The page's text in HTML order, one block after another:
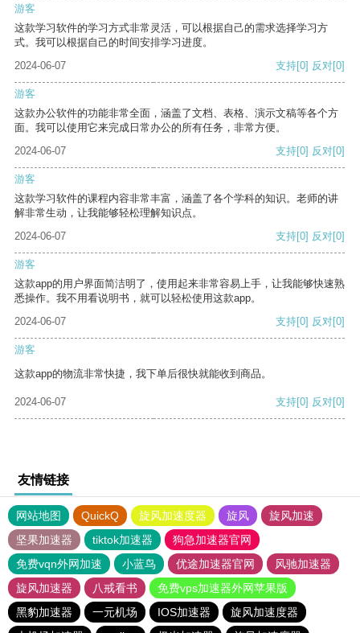
游客
这款学习软件的学习方式非常灵活，可以根据自己的需求选择学习方
式。我可以根据自己的时间安排学习进度。
2024-06-07
支持[0] 反对[0]
游客
这款办公软件的功能非常全面，涵盖了文档、表格、演示文稿等各个方
面。我可以使用它来完成日常办公的所有任务，非常方便。
2024-06-07
支持[0] 反对[0]
游客
这款学习软件的课程内容非常丰富，涵盖了各个学科的知识。老师的讲
解非常生动，让我能够轻松理解知识点。
2024-06-07
支持[0] 反对[0]
游客
这款app的用户界面简洁明了，使用起来非常容易上手，让我能够快速熟
悉操作。我不用看说明书，就可以轻松使用这款app。
2024-06-07
支持[0] 反对[0]
游客
这款app的物流非常快捷，我下单后很快就能收到商品。
2024-06-07 支持[0] 反对[0]
友情链接
网站地图 QuickQ 旋风加速度器 旋风
旋风加速
坚果加速器
tiktok加速器
狗急加速器官网
免费vqn外网加速
小蓝鸟 优途加速器官网
风驰加速器
旋风加速器
八戒看书
免费vps加速器外网苹果版
黑豹加速器
一元机场 IOS加速器
旋风加速度器